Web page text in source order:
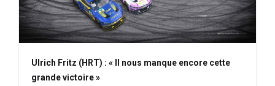
Ulrich Fritz (HRT) : « Il nous manque encore cette
grande victoire »